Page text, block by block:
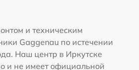
и техническим
Gaggenau по истечении
Наш центр в Иркутске
и не имеет официальной